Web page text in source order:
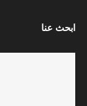
ابحث عنا